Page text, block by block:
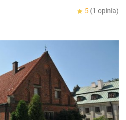
5 (1 opinia)